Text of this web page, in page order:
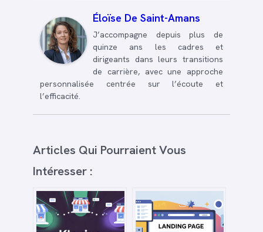
Éloïse De Saint-Amans
J’accompagne depuis plus de
quinze ans les cadres et
dirigeants dans leurs transitions
de carrière, avec une approche
personnalisée centrée sur l’écoute et
l’efficacité.
Articles Qui Pourraient Vous
Intéresser :